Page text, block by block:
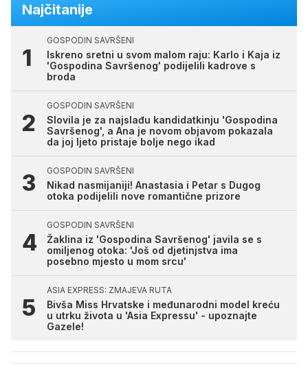
Najčitanije
GOSPODIN SAVRŠENI
Iskreno sretni u svom malom raju: Karlo i Kaja iz
'Gospodina Savršenog' podijelili kadrove s
broda
GOSPODIN SAVRŠENI
Slovila je za najslađu kandidatkinju 'Gospodina
Savršenog', a Ana je novom objavom pokazala
da joj ljeto pristaje bolje nego ikad
GOSPODIN SAVRŠENI
Nikad nasmijaniji! Anastasia i Petar s Dugog
otoka podijelili nove romantične prizore
GOSPODIN SAVRŠENI
Žaklina iz 'Gospodina Savršenog' javila se s
omiljenog otoka: 'Još od djetinjstva ima
posebno mjesto u mom srcu'
ASIA EXPRESS: ZMAJEVA RUTA
Bivša Miss Hrvatske i međunarodni model kreću
u utrku života u 'Asia Expressu' - upoznajte
Gazele!